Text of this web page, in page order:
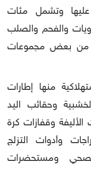
وتشمل مئات
والفحم والصلب
من بعض مجموعات
منها إطارات
وحقائب اليد
وقفازات كرة
وأدوات التزلج
ومستحضرات